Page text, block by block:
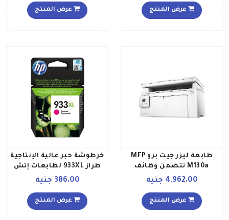
Printing A4 Print Copy Scan
عرض المنتج عرض المنتج
طابعة ليزر جيت برو MFP
M130a تتضمن وظائف
الطباعة المسح الضوئي
4,962.00 جنيه
عرض المنتج
خرطوشة حبر عالية الإنتاجية
طراز 933XL لطابعات إتش
بي أرجواني
386.00 جنيه
عرض المنتج